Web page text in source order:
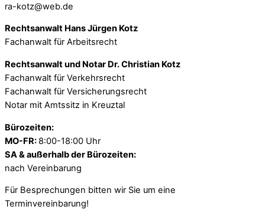
ra-kotz@web.de
Rechtsanwalt Hans Jürgen Kotz
Fachanwalt für Arbeitsrecht
Rechtsanwalt und Notar Dr. Christian Kotz
Fachanwalt für Verkehrsrecht
Fachanwalt für Versicherungsrecht
Notar mit Amtssitz in Kreuztal
Bürozeiten:
MO-FR: 8:00-18:00 Uhr
SA & außerhalb der Bürozeiten:
nach Vereinbarung
Für Besprechungen bitten wir Sie um eine
Terminvereinbarung!